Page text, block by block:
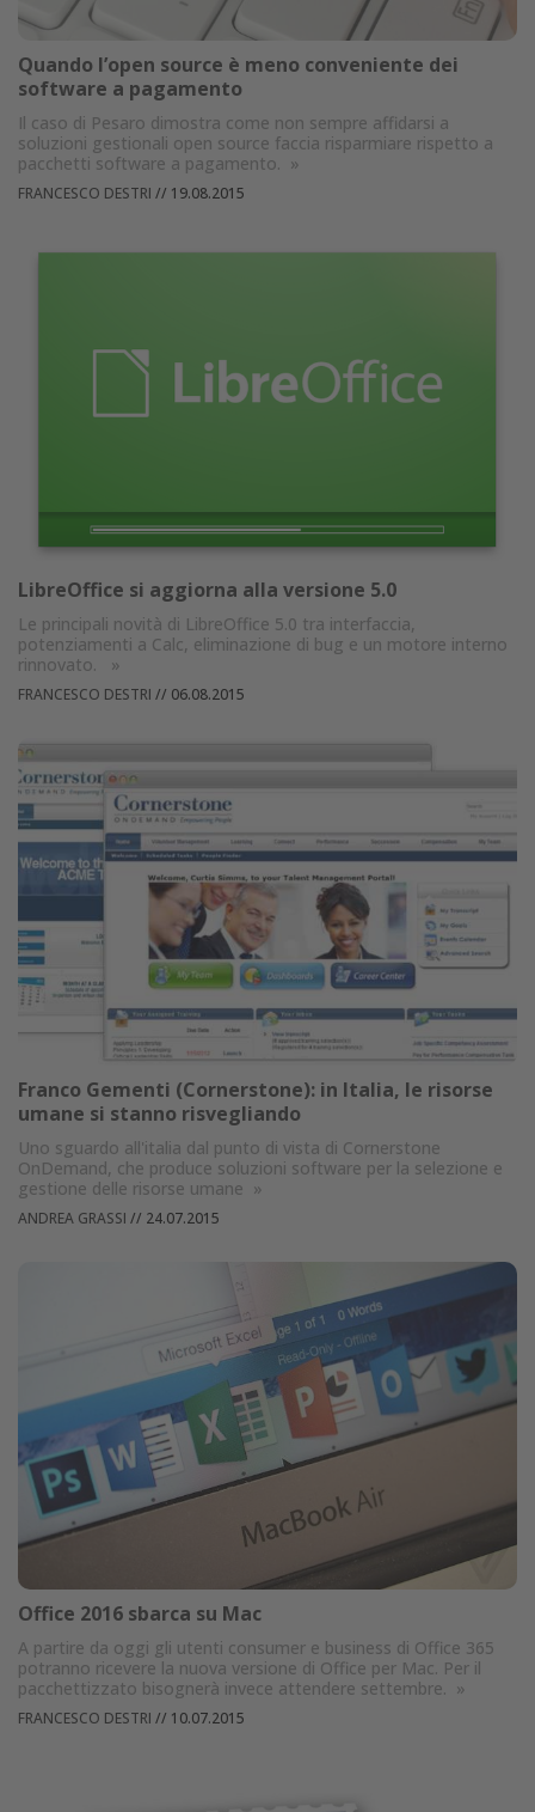
Quando l’open source è meno conveniente dei
software a pagamento
Il caso di Pesaro dimostra come non sempre affidarsi a
soluzioni gestionali open source faccia risparmiare rispetto a
pacchetti software a pagamento. »
FRANCESCO DESTRI // 19.08.2015
LibreOffice si aggiorna alla versione 5.0
Le principali novità di LibreOffice 5.0 tra interfaccia,
potenziamenti a Calc, eliminazione di bug e un motore interno
rinnovato.
»
FRANCESCO DESTRI // 06.08.2015
Franco Gementi (Cornerstone): in Italia, le risorse
umane si stanno risvegliando
Uno sguardo all'italia dal punto di vista di Cornerstone
OnDemand, che produce soluzioni software per la selezione e
gestione delle risorse umane »
ANDREA GRASSI // 24.07.2015
Office 2016 sbarca su Mac
A partire da oggi gli utenti consumer e business di Office 365
potranno ricevere la nuova versione di Office per Mac. Per il
pacchettizzato bisognerà invece attendere settembre. »
FRANCESCO DESTRI // 10.07.2015